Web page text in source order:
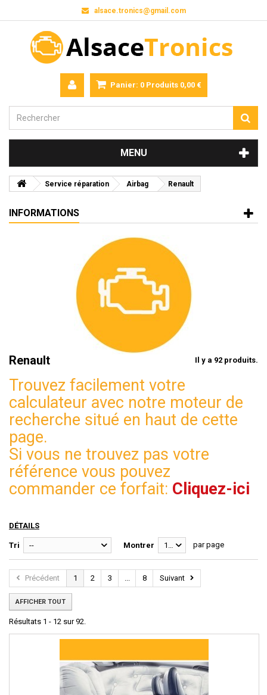
alsace.tronics@gmail.com
Panier: 0 Produits 0,00 €
MENU
Service réparation Airbag Renault
INFORMATIONS
Renault Il y a 92 produits.
Trouvez facilement votre
calculateur avec notre moteur de
recherche situé en haut de cette
page.
Si vous ne trouvez pas votre
référence vous pouvez
commander ce forfait: Cliquez-ici
DÉTAILS
Tri -- Montrer 12 par page
Précédent 1 2 3 ... 8 Suivant
AFFICHER TOUT
Résultats 1 - 12 sur 92.